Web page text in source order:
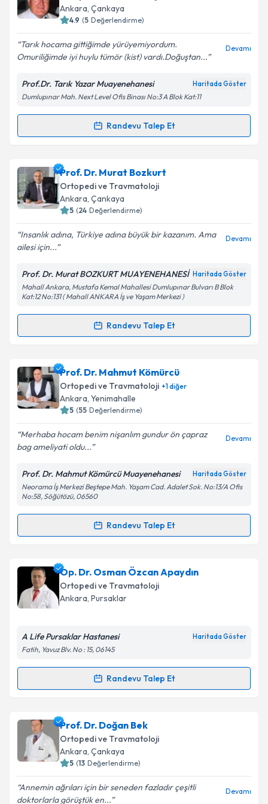
Takvim Talebini Gönder
için bir takvim hazırlandığında e-posta ile
bilgilendireceğiz.
E-posta Adresiniz
Kişisel verilerimin işlenmesine ilişkinAydınlatma
Metni'ni okudum ve kişisel verilerimin belirtilen
kapsamda işlenmesini kabul ediyorum.
Ankara, Çankaya
4.9 (5 Değerlendirme)
Tarık hocama gittiğimde yürüyemiyordum.
Omuriliğimde iyi huylu tümör (kist) vardı.Doğuştan...
Devamı
Prof.Dr. Tarık Yazar Muayenehanesi Haritada Göster
Dumlupınar Mah. Next Level Ofis Binası No:3 A Blok Kat:11
Randevu Talep Et
Randevu Takvimi Talebi
Prof. Dr. Tarık Yazariçin randevu takvimi talebi
oluşturun. Size bu uzmandan randevu almanız için bir
takvim hazırlandığında e-posta ile bilgilendireceğiz.
Kişisel verilerimin işlenmesine ilişkin Aydınlatma
Metni'ni okudum ve kişisel verilerimin belirtilen
kapsamda işlenmesini kabul ediyorum.
Takvim Talebini Gönder
Prof. Dr. Murat Bozkurt
Ortopedi ve Travmatoloji
Ankara, Çankaya
5 (24 Değerlendirme)
Insanlık adına, Türkiye adına büyük bir kazanım. Ama
ailesi için...
Devamı
Prof. Dr. Murat BOZKURT MUAYENEHANESİ Haritada Göster
Mahall Ankara, Mustafa Kemal Mahallesi Dumlupınar Bulvarı B Blok
Kat:12 No:131 ( Mahall ANKARA İş ve Yaşam Merkezi )
Randevu Talep Et
Randevu Takvimi Talebi
Prof. Dr. Murat Bozkurt için randevu takvimi talebi
oluşturun. Size bu uzmandan randevu almanız için bir
takvim hazırlandığında e-posta ile bilgilendireceğiz.
Kişisel verilerimin işlenmesine ilişkin
Aydınlatma
Metni'ni okudum ve kişisel verilerimin belirtilen
kapsamda işlenmesini kabul ediyorum.
Takvim Talebini Gönder
Prof. Dr. Mahmut Kömürcü
Ortopedi ve Travmatoloji +1diğer
Ankara, Yenimahalle
5 (55 Değerlendirme)
Merhaba hocam benim nişanlım gundur ön çapraz
bag ameliyati oldu...
Devamı
Prof. Dr. Mahmut Kömürcü Muayenehanesi Haritada Göster
Neorama İş Merkezi Beştepe Mah. Yaşam Cad. Adalet Sok. No:13/A Ofis
No:58, Söğütözü, 06560
Randevu Talep Et
Randevu Takvimi Talebi
Prof. Dr. Mahmut Kömürcüiçin randevu takvimi
talebi oluşturun. Size bu uzmandan randevu almanız
için bir takvim hazırlandığında e-posta ile
bilgilendireceğiz.
Kişisel verilerimin işlenmesine ilişkinAydınlatma
kapsamda işlenmesini kabul ediyorum.
Takvim Talebini Gönder
Op. Dr. Osman Özcan Apaydın
Ortopedi ve Travmatoloji
Ankara, Pursaklar
A Life Pursaklar Hastanesi Haritada Göster
Fatih, Yavuz Blv. No : 15, 06145
Randevu Talep Et
Randevu Takvimi Talebi
Op. Dr. Osman Özcan Apaydın
talebi oluşturun. Size bu uzmandan randevu almanız
için bir takvim hazırlandığında e-posta ile
bilgilendireceğiz.
E-posta Adresiniz
Prof. Dr. Doğan Bek
Ortopedi ve Travmatoloji
Ankara, Çankaya
5 (13 Değerlendirme)
Annemin ağrıları için bir seneden fazladır çeşitli
doktorlarla görüştük en...
Devamı